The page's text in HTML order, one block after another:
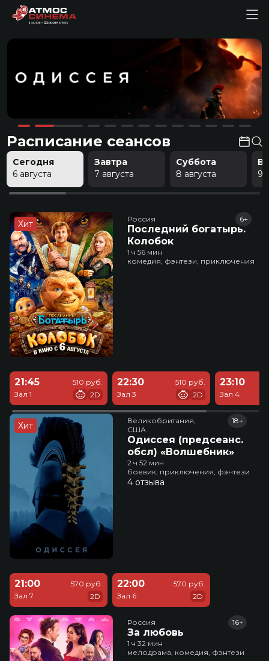
Расписание сеансов
Сегодня
6 августа
Завтра
7 августа
Суббота
8 августа
9
Хит Россия
Последний богатырь.
Колобок
6+
1 ч 56 мин
комедия, фэнтези, приключения
21:45
Зал 1
510 руб.
2D
22:30
Зал 3
510 руб.
2D
23:10
Зал 4
Хит
Великобритания,
США
Одиссея (предсеанс.
обсл) «Волшебник»
18+
2 ч 52 мин
боевик, приключения, фэнтези
4 отзыва
21:00
Зал 7
570 руб.
2D
22:00
Зал 6
570 руб.
2D
Россия
За любовь
16+
1 ч 32 мин
мелодрама, комедия, фэнтези